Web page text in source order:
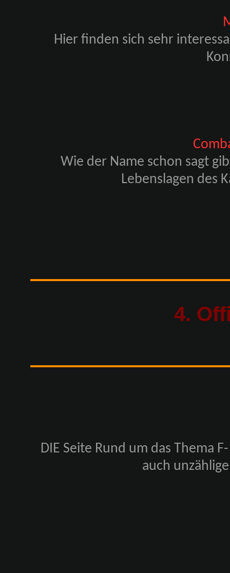
Hier finden sich sehr
Wie der Name schon sagt
Lebenslagen des
4.
DIE Seite Rund um das Thema
auch